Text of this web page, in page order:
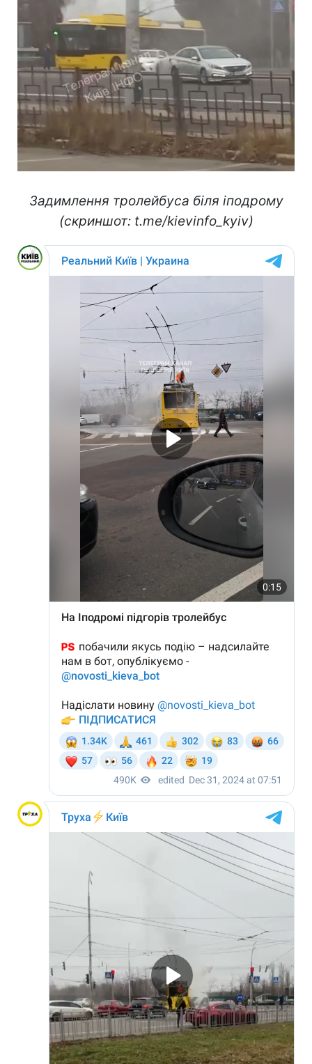
Задимлення тролейбуса біля іподрому
(скриншот: t.me/kievinfo_kyiv)